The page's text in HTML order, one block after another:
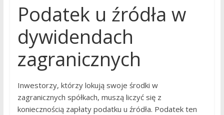
Podatek u źródła w
dywidendach
zagranicznych
Inwestorzy, którzy lokują swoje środki w
zagranicznych spółkach, muszą liczyć się z
koniecznością zapłaty podatku u źródła. Podatek ten